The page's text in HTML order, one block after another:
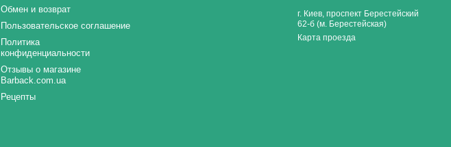
Обмен и возврат
Пользовательское соглашение
Политика
конфиденциальности
Отзывы о магазине
Barback.com.ua
Рецепты
г. Киев, проспект Берестейский
62-б (м. Берестейская)
Карта проезда